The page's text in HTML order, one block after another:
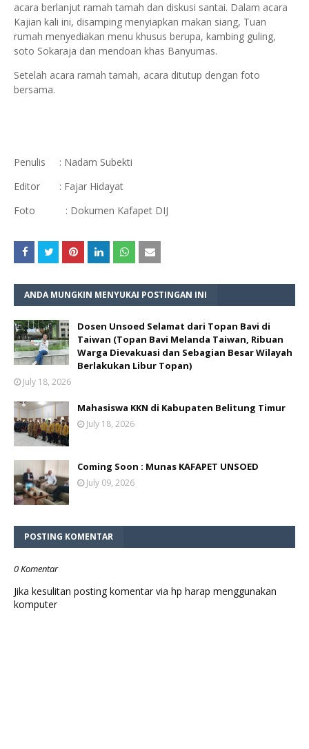
acara berlanjut ramah tamah dan diskusi santai. Dalam acara
Kajian kali ini, disamping menyiapkan makan siang, Tuan
rumah menyediakan menu khusus berupa, kambing guling,
soto Sokaraja dan mendoan khas Banyumas.
Setelah acara ramah tamah, acara ditutup dengan foto
bersama.
Penulis : Nadam Subekti
Editor : Fajar Hidayat
Foto : Dokumen Kafapet DIJ
ANDA MUNGKIN MENYUKAI POSTINGAN INI
Dosen Unsoed Selamat dari Topan Bavi di
Taiwan (Topan Bavi Melanda Taiwan, Ribuan
Warga Dievakuasi dan Sebagian Besar Wilayah
Berlakukan Libur Topan)
July 18, 2026
Mahasiswa KKN di Kabupaten Belitung Timur
July 18, 2026
Coming Soon : Munas KAFAPET UNSOED
July 09, 2026
POSTING KOMENTAR
0 Komentar
Jika kesulitan posting komentar via hp harap menggunakan
komputer